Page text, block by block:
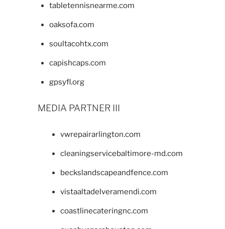
tabletennisnearme.com
oaksofa.com
soultacohtx.com
capishcaps.com
gpsyfl.org
MEDIA PARTNER III
vwrepairarlington.com
cleaningservicebaltimore-md.com
beckslandscapeandfence.com
vistaaltadelveramendi.com
coastlinecateringnc.com